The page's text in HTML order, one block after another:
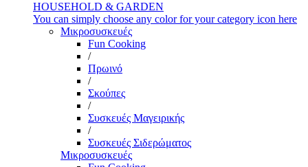
HOUSEHOLD & GARDEN
You can simply choose any color for your category icon here
Μικροσυσκευές
Fun Cooking
/
Πρωινό
/
Σκούπες
/
Συσκευές Μαγειρικής
/
Συσκευές Σιδερώματος
Μικροσυσκευές